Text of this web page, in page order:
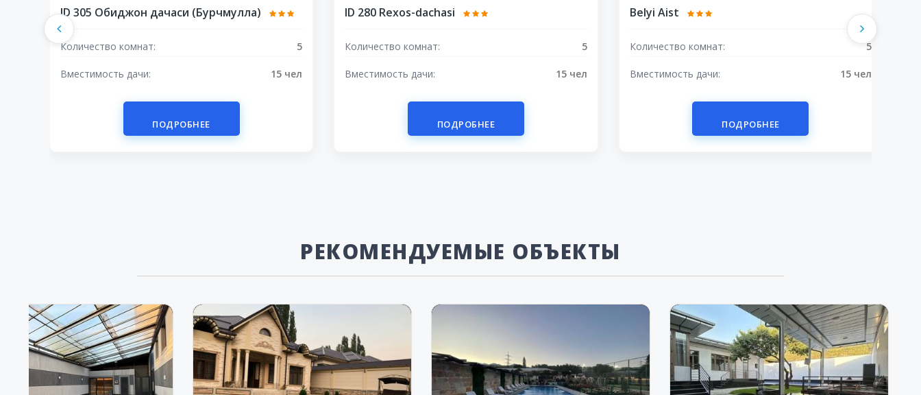
ID 305 Обиджон дачаси (Бурчмулла)
Количество комнат: 5
Вместимость дачи: 15 чел
ПОДРОБНЕЕ
ID 280 Rexos-dachasi
Количество комнат: 5
Вместимость дачи: 15 чел
ПОДРОБНЕЕ
Belyi Aist
Количество комнат: 5
Вместимость дачи: 15 чел
ПОДРОБНЕЕ
РЕКОМЕНДУЕМЫЕ ОБЪЕКТЫ